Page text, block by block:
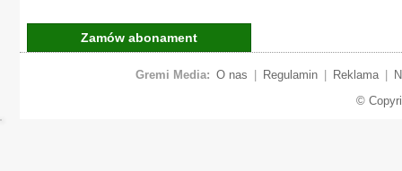
Zamów abonament
Gremi Media: O nas Regulamin Reklama
©